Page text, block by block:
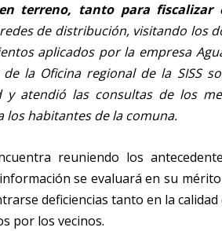
terreno, tanto para fiscalizar
de distribución, visitando los
aplicados por la empresa
la Oficina regional de la SISS
y atendió las consultas de los
habitantes de la comuna.
reuniendo los
se evaluará en su
deficiencias tanto en la
por los vecinos.